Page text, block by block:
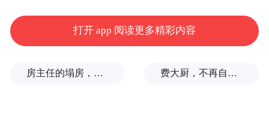
打开 app 阅读更多精彩内容
房主任的塌房，一场“人设露馅” 费大厨，不再自称大王